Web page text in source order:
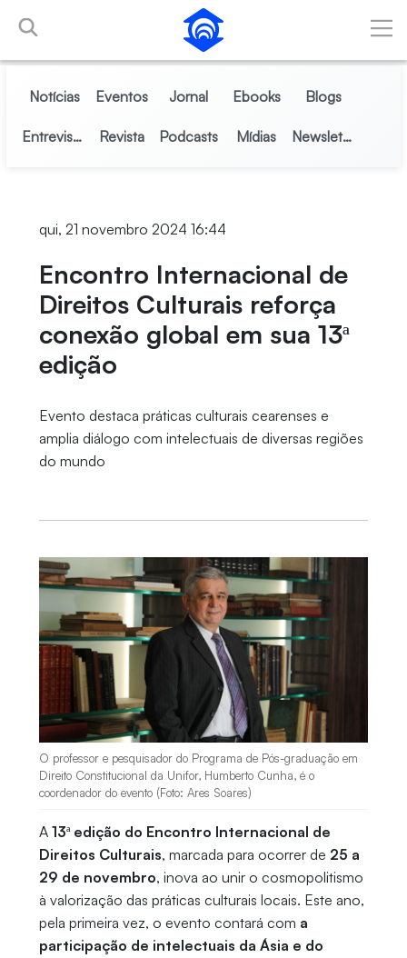
Pular para o Conteúdo principal
Notícias Eventos Jornal Ebooks Blogs
Entrevistas Revista Podcasts Mídias Newsletter
qui, 21 novembro 2024 16:44
Encontro Internacional de
Direitos Culturais reforça
conexão global em sua 13ª
edição
Evento destaca práticas culturais cearenses e
amplia diálogo com intelectuais de diversas regiões
do mundo
O professor e pesquisador do Programa de Pós-graduação em
Direito Constitucional da Unifor, Humberto Cunha, é o
coordenador do evento (Foto: Ares Soares)
A 13ª edição do Encontro Internacional de
Direitos Culturais, marcada para ocorrer de 25 a
29 de novembro, inova ao unir o cosmopolitismo
à valorização das práticas culturais locais. Este ano,
pela primeira vez, o evento contará com a
participação de intelectuais da Ásia e do